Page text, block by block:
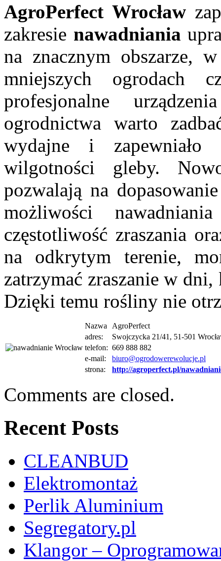
AgroPerfect Wrocław
zakresie nawadniania
na znacznym
mniejszych ogrodach
profesjonalne
ogrodnictwa warto
wydajne i zapewniało
wilgotności gleby.
pozwalają na
możliwości
częstotliwość zraszania
na odkrytym terenie,
zatrzymać zraszanie w
Dzięki temu rośliny nie
Nazwa
AgroPerfect
adres:
Swojczycka 21/41, 51-501
telefon: 669 888 882
e-mail:
biuro@ogrodowerewolucje.pl
strona:
http://agroperfect.pl/
Comments are closed.
Recent Posts
CLEANBUD
Elektromontaż
Perlik Aluminium
Segregatory.pl
Klangor –